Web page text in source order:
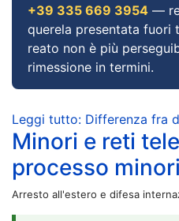
+39 335 669 3954 —
querela presentata fuori
reato non è più
rimessione in termini.
Leggi tutto: Differenza fra
Minori e reti
processo
Arresto all'estero e difesa